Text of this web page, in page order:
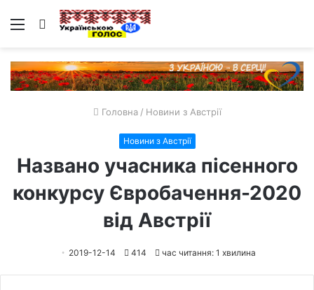
Меню Пошук
Головна / Новини з Австрії
Новини з Австрії
Названо учасника пісенного
конкурсу Євробачення-2020
від Австрії
2019-12-14 414 час читання: 1 хвилина